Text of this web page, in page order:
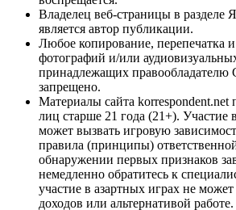
Владелец веб-страницы в разделе
является автор публикации.
Любое копирование, перепечатка
фотографий и/или
принадлежащих правообладателю
запрещено.
Материалы сайта korrespondent.net
лиц старше 21 года (21+). Участие
может вызвать игровую
правила (принципы)
обнаружении первых признаков
немедленно обратитесь к
участие в азартных играх не
доходов или альтернативой